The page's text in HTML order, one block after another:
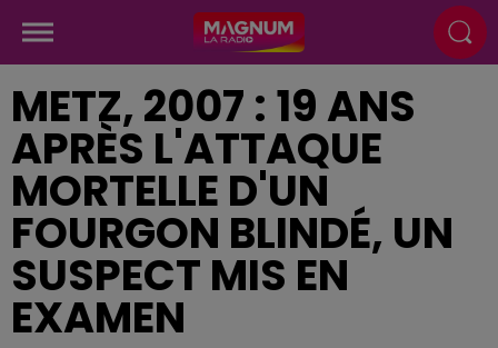
METZ, 2007 : 19 ANS
APRÈS L'ATTAQUE
MORTELLE D'UN
FOURGON BLINDÉ, UN
SUSPECT MIS EN
EXAMEN